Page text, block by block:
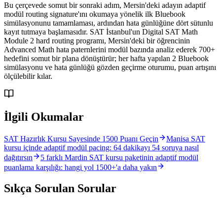
Bu çerçevede somut bir sonraki adım, Mersin'deki adayın adaptif
modül routing signature'ını okumaya yönelik ilk Bluebook
simülasyonunu tamamlaması, ardından hata günlüğüne dört sütunlu
kayıt tutmaya başlamasıdır. SAT İstanbul'un Digital SAT Math
Module 2 hard routing programı, Mersin'deki bir öğrencinin
Advanced Math hata paternlerini modül bazında analiz ederek 700+
hedefini somut bir plana dönüştürür; her hafta yapılan 2 Bluebook
simülasyonu ve hata günlüğü gözden geçirme oturumu, puan artışını
ölçülebilir kılar.
İlgili Okumalar
SAT Hazırlık Kursu Sayesinde 1500 Puanı Geçin
Manisa SAT
kursu içinde adaptif modül pacing: 64 dakikayı 54 soruya nasıl
dağıtırsın
5 farklı Mardin SAT kursu paketinin adaptif modül
puanlama karşılığı: hangi yol 1500+'a daha yakın
Sıkça Sorulan Sorular